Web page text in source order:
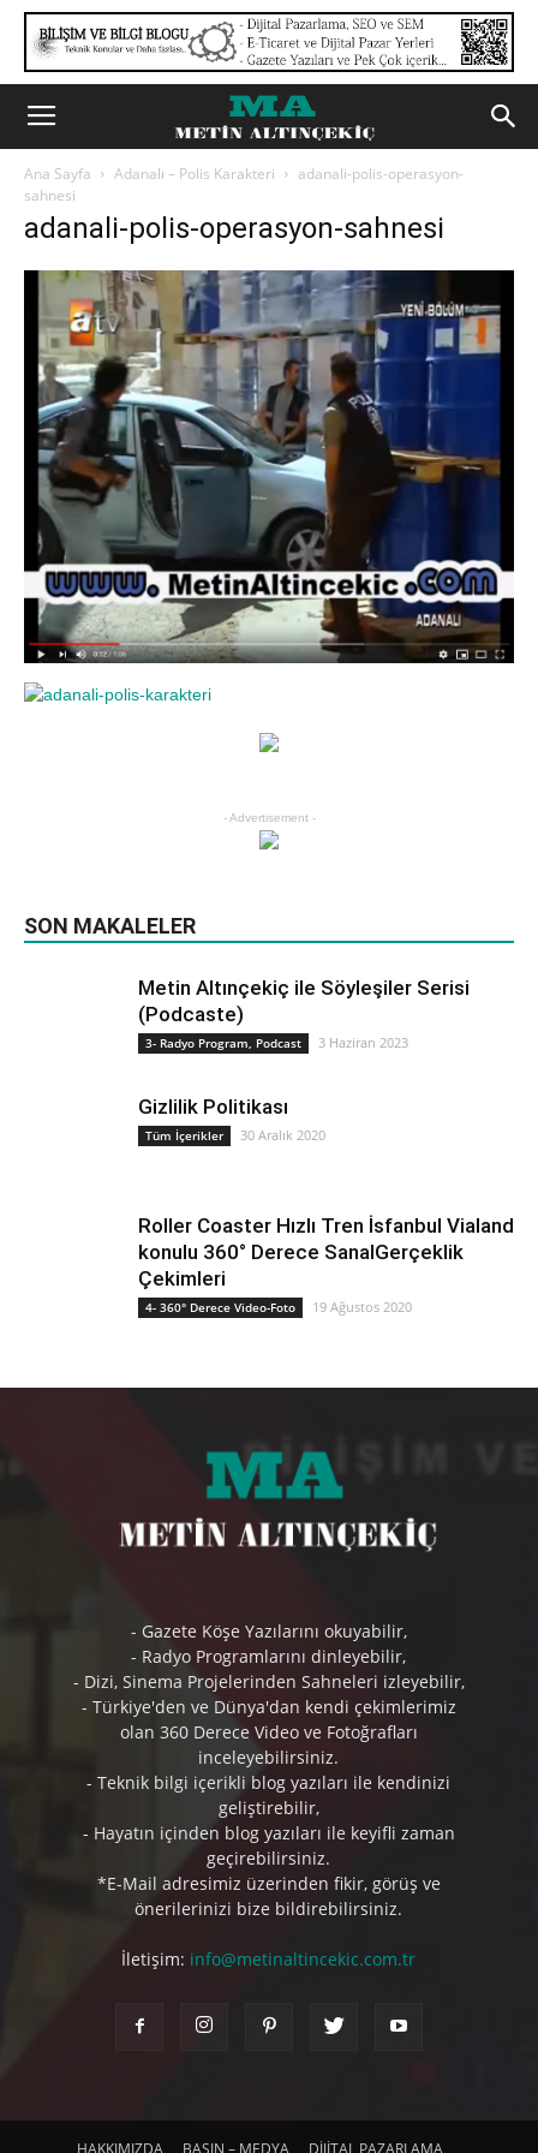
Ana Sayfa Adanalı – Polis Karakteri
adanali-polis-operasyon-
sahnesi
adanali-polis-operasyon-sahnesi
- Advertisement -
SON MAKALELER
Metin Altınçekiç ile Söyleşiler Serisi
(Podcaste)
3- Radyo Program, Podcast 3 Haziran 2023
Gizlilik Politikası
Tüm İçerikler 30 Aralık 2020
Roller Coaster Hızlı Tren İsfanbul Vialand
konulu 360° Derece SanalGerçeklik
Çekimleri
4- 360° Derece Video-Foto 19 Ağustos 2020
- Gazete Köşe Yazılarını okuyabilir,
- Radyo Programlarını dinleyebilir,
- Dizi, Sinema Projelerinden Sahneleri izleyebilir,
- Türkiye'den ve Dünya'dan kendi çekimlerimiz
olan 360 Derece Video ve Fotoğrafları
inceleyebilirsiniz.
- Teknik bilgi içerikli blog yazıları ile kendinizi
geliştirebilir,
- Hayatın içinden blog yazıları ile keyifli zaman
geçirebilirsiniz.
*E-Mail adresimiz üzerinden fikir, görüş ve
önerilerinizi bize bildirebilirsiniz.
İletişim: info@metinaltincekic.com.tr
HAKKIMIZDA BASIN – MEDYA DİJİTAL PAZARLAMA